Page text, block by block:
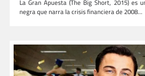
La Gran Apuesta (The Big Short, 2015) es
negra que narra la crisis financiera de 2008…